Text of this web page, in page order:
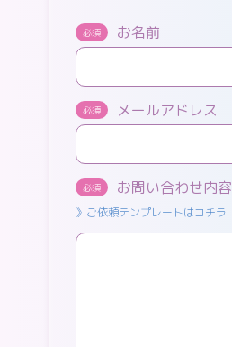
必須 お名前
必須 メールアドレス
必須 お問い合わせ内容
》ご依頼テンプレートはコチラ